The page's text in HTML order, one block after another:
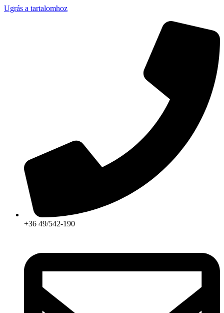
Ugrás a tartalomhoz
+36 49/542-190